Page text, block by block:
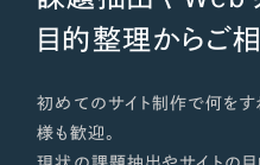
目的整理からご
初めてのサイト制作で何を
様も歓迎。